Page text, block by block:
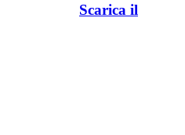
Scarica il